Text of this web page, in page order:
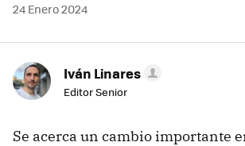
24 Enero 2024
Iván Linares
Editor Senior
Se acerca un cambio importante